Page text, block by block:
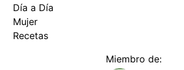
Día a Día
Mujer
Recetas
Miembro de: